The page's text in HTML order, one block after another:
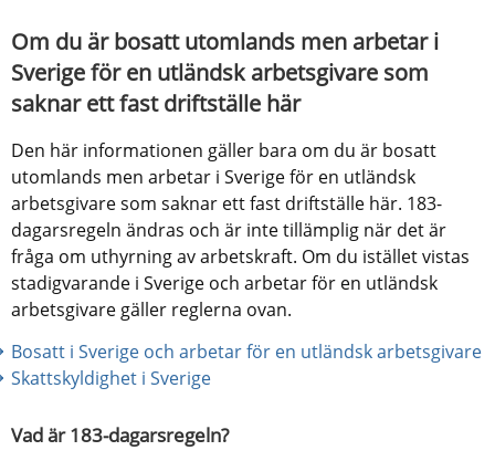
Om du är bosatt utomlands men arbetar i
Sverige för en utländsk arbetsgivare som
saknar ett fast driftställe här
Den här informationen gäller bara om du är bosatt
utomlands men arbetar i Sverige för en utländsk
arbetsgivare som saknar ett fast driftställe här. 183-
dagarsregeln ändras och är inte tillämplig när det är
fråga om uthyrning av arbetskraft. Om du istället vistas
stadigvarande i Sverige och arbetar för en utländsk
arbetsgivare gäller reglerna ovan.
Bosatt i Sverige och arbetar för en utländsk arbetsgivare
Skattskyldighet i Sverige
Vad är 183-dagarsregeln?